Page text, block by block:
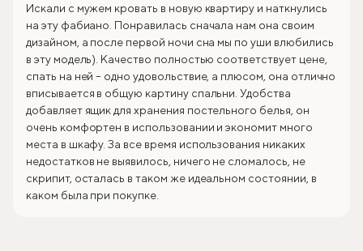
Искали с мужем кровать в новую квартиру и наткнулись
на эту фабиано. Понравилась сначала нам она своим
дизайном, а после первой ночи сна мы по уши влюбились
в эту модель). Качество полностью соответствует цене,
спать на ней – одно удовольствие, а плюсом, она отлично
вписывается в общую картину спальни. Удобства
добавляет ящик для хранения постельного белья, он
очень комфортен в использовании и экономит много
места в шкафу. За все время использования никаких
недостатков не выявилось, ничего не сломалось, не
скрипит, осталась в таком же идеальном состоянии, в
каком была при покупке.